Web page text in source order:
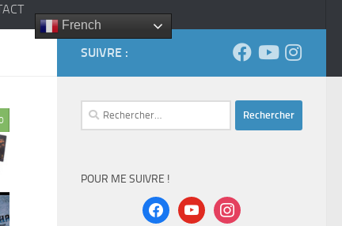
French
SUIVRE :
Rechercher :
POUR ME SUIVRE !
facebookyoutubeinstagram